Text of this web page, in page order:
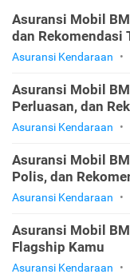
Asuransi Mobil
dan Rekomendasi
Asuransi Kendaraan •
Asuransi Mobil
Perluasan, dan
Asuransi Kendaraan •
Asuransi Mobil
Polis, dan
Asuransi Kendaraan •
Asuransi Mobil
Flagship Kamu
Asuransi Kendaraan •